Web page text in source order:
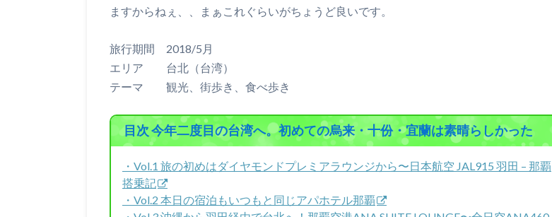
ますからねぇ、、まぁこれぐらいがちょうど良いです。
旅行期間 2018/5月
エリア 台北（台湾）
テーマ 観光、街歩き、食べ歩き
目次 今年二度目の台湾へ。初めての烏来・十份・宜蘭は素晴らしかった
・Vol.1 旅の初めはダイヤモンドプレミアラウンジから〜日本航空 JAL915 羽田 – 那覇
搭乗記
・Vol.2 本日の宿泊もいつもと同じアパホテル那覇